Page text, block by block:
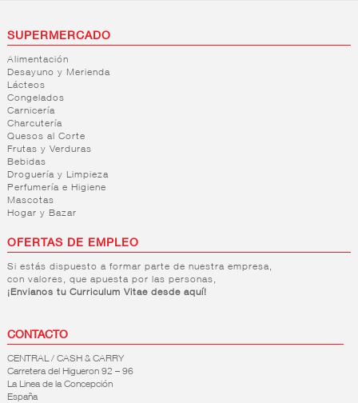
SUPERMERCADO
Alimentación
Desayuno y Merienda
Lácteos
Congelados
Carnicería
Charcutería
Quesos al Corte
Frutas y Verduras
Bebidas
Droguería y Limpieza
Perfumería e Higiene
Mascotas
Hogar y Bazar
OFERTAS DE EMPLEO
Si estás dispuesto a formar parte de nuestra empresa,
con valores, que apuesta por las personas,
¡Envianos tu Curriculum Vitae desde aquí!
CONTACTO
CENTRAL / CASH & CARRY
Carretera del Higueron 92 – 96
La Linea de la Concepción
España